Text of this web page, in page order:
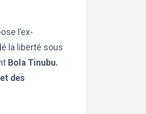
l’ex-
la liberté sous
Bola Tinubu.
des